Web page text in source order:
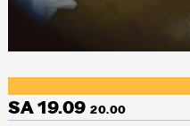
SA 19.0920.00